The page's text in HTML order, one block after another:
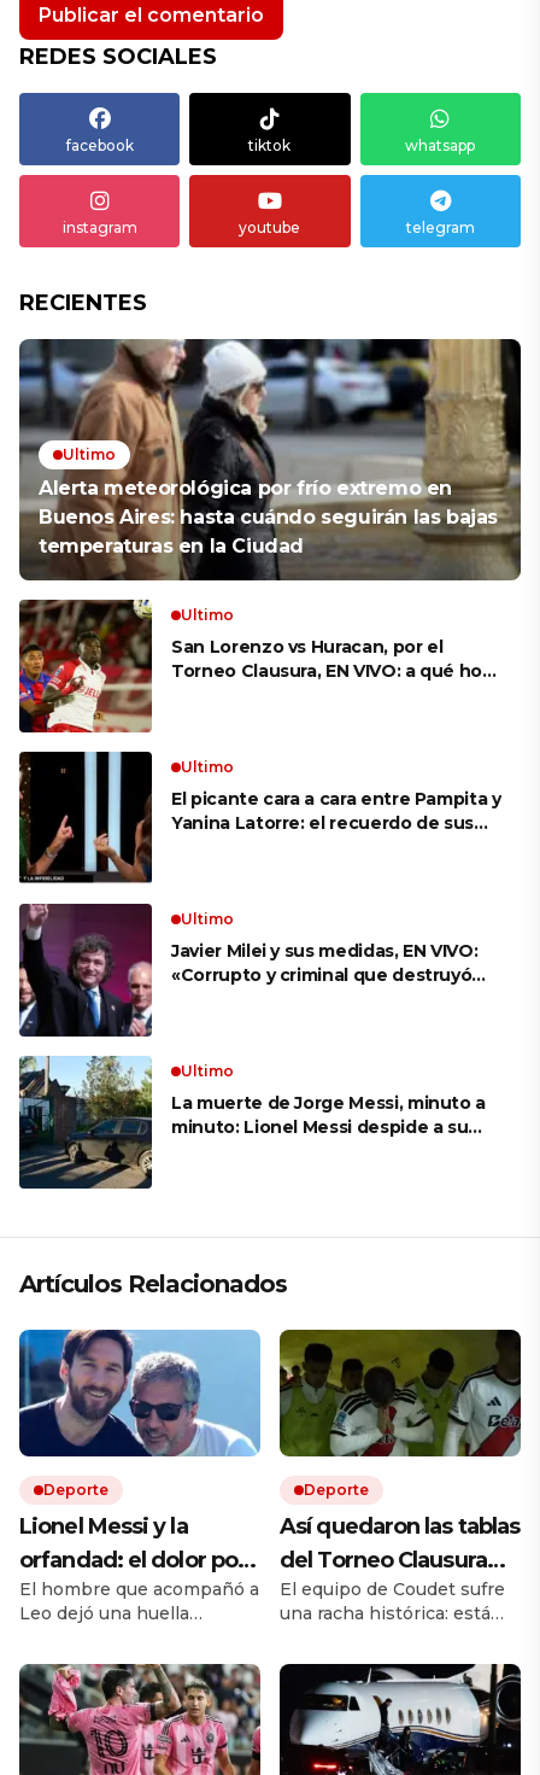
REDES SOCIALES
facebook tiktok whatsapp
instagram youtube telegram
RECIENTES
Ultimo
Alerta meteorológica por frío extremo en
Buenos Aires: hasta cuándo seguirán las bajas
temperaturas en la Ciudad
Ultimo
San Lorenzo vs Huracan, por el
Torneo Clausura, EN VIVO: a qué hora
Ultimo
El picante cara a cara entre Pampita y
Yanina Latorre: el recuerdo de sus
Ultimo
Javier Milei y sus medidas, EN VIVO:
«Corrupto y criminal que destruyó
Ultimo
La muerte de Jorge Messi, minuto a
minuto: Lionel Messi despide a su
Artículos Relacionados
Deporte
Lionel Messi y la
orfandad: el dolor por
la muerte de Jorge y el
legado irreversible de
un padre
El hombre que acompañó a
Leo dejó una huella
al mejor de todos le toca
atravesar el dolor más
universal: quedarse sin su
viejo.
Deporte
Así quedaron las tablas
del Torneo Clausura
2026: River sigue
último y Vélez hizo
negocio con Boca en
la anual
El equipo de Coudet sufre
una racha histórica: está
Los dirigidos por el Vasco
Arruabarrena perdieron
una buena chance con el
Fortín. Todos los resultados
y cómo sigue la fecha 4 de